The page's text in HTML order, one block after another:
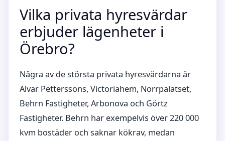
Vilka privata hyresvärdar
erbjuder lägenheter i
Örebro?
Några av de största privata hyresvärdarna är
Alvar Petterssons, Victoriahem, Norrpalatset,
Behrn Fastigheter, Arbonova och Görtz
Fastigheter. Behrn har exempelvis över 220 000
kvm bostäder och saknar kökrav, medan